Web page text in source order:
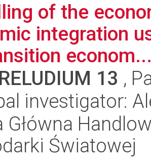
of the
integration
13 ,
investigator:
Główna
Światowej